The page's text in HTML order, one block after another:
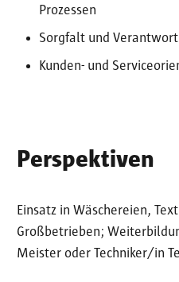
Prozessen
Sorgfalt und
Kunden- und
Perspektiven
Einsatz in Wäschereien,
Großbetrieben;
Meister oder Techniker/in